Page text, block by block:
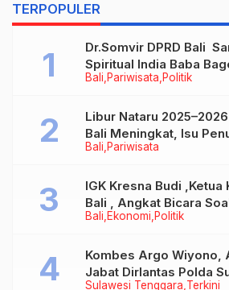
Lanjut Hasil Audit
lnternal Polri
TERPOPULER
Bali Pariwisata Politik
Dr.Somvir DPRD Bali
Spiritual India Baba
Bali Pariwisata
Libur Nataru
Bali Meningkat, Isu
Tidak Benar
Bali Ekonomi Politik
IGK Kresna Budi ,Ketua
Bali , Angkat Bicara
Bersubsidi Jenis Solar
Sulawesi Tenggara Terkini
Kombes Argo Wiyono,
Jabat Dirlantas Polda